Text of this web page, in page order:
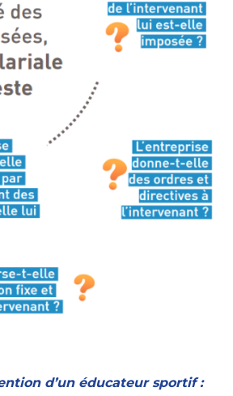
d’un éducateur sportif :